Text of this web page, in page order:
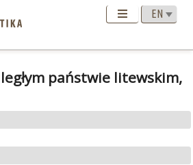
państwie litewskim,